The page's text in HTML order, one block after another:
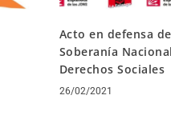
Acto en defensa
Soberanía
Derechos Sociales
26/02/2021